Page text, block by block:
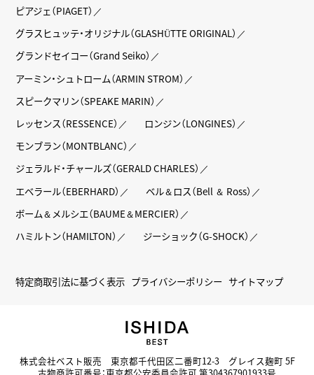
ピアジェ（PIAGET）
グラスヒュッテ・オリジナル（GLASHÜTTE ORIGINAL）
グランドセイコー（Grand Seiko）
アーミン・シュトローム（ARMIN STROM）
スピークマリン（SPEAKE MARIN）
レッセンス（RESSENCE）
ロンジン（LONGINES）
モンブラン（MONTBLANC）
ジェラルド・チャールズ（GERALD CHARLES）
エベラール（EBERHARD）
ベル＆ロス（Bell ＆ Ross）
ボーム＆メルシエ（BAUME＆MERCIER）
ハミルトン（HAMILTON）
ジーショック（G-SHOCK）
特定商取引法に基づく表示 プライバシーポリシー サイトマップ
株式会社ベスト販売 東京都千代田区二番町12-3 グレイス麹町 5F